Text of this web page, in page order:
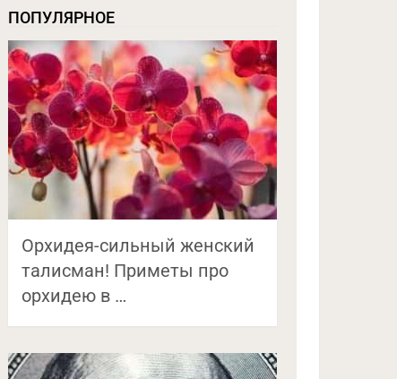
ПОПУЛЯРНОЕ
Орхидея-сильный женский
талисман! Приметы про
орхидею в …